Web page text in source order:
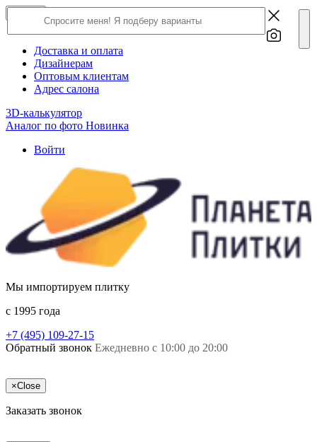
О компании
Доставка и оплата
Дизайнерам
Оптовым клиентам
Адрес салона
3D-калькулятор
Аналог по фото Новинка
Войти
Мы импортируем плитку
c 1995 года
+7 (495) 109-27-15
Обратный звонок Ежедневно с 10:00 до 20:00
×Close
Заказать звонок